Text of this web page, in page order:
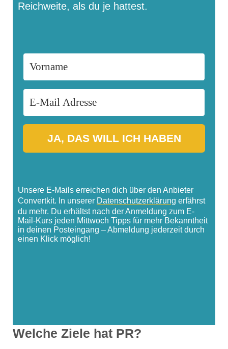
Reichweite, als du je hattest.
JA, DAS WILL ICH HABEN
Unsere E-Mails erreichen dich über den Anbieter
Convertkit. In unserer Datenschutzerklärung erfährst
du mehr. Du erhältst nach der Anmeldung zum E-
Mail-Kurs jeden Mittwoch Tipps für mehr Bekanntheit
in deinen Posteingang – Abmeldung jederzeit durch
einen Klick möglich!
Welche Ziele hat PR?